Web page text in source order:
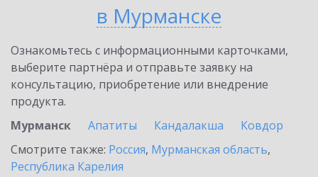
в Мурманске
Ознакомьтесь с информационными карточками,
выберите партнёра и отправьте заявку на
консультацию, приобретение или внедрение
продукта.
Мурманск
Апатиты Кандалакша
Ковдор
Смотрите также: Россия, Мурманская область,
Республика Карелия